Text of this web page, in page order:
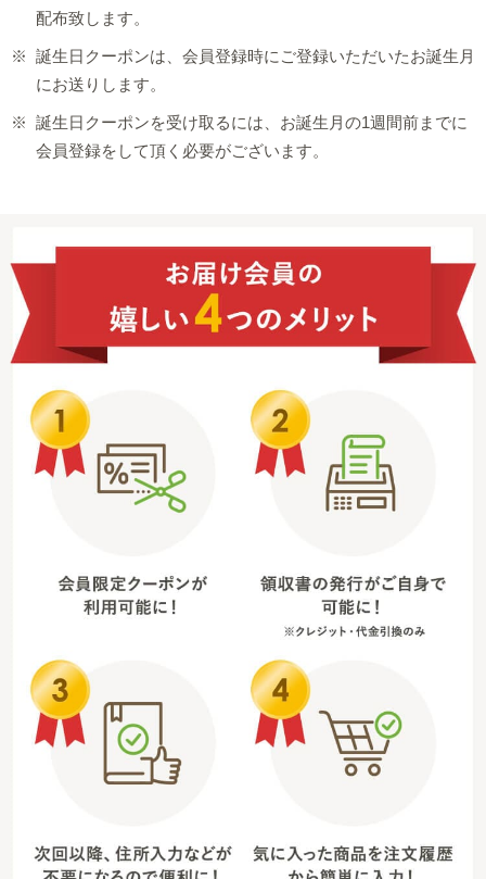
配布致します。
※ 誕生日クーポンは、会員登録時にご登録いただいたお誕生月
にお送りします。
※ 誕生日クーポンを受け取るには、お誕生月の1週間前までに
会員登録をして頂く必要がございます。